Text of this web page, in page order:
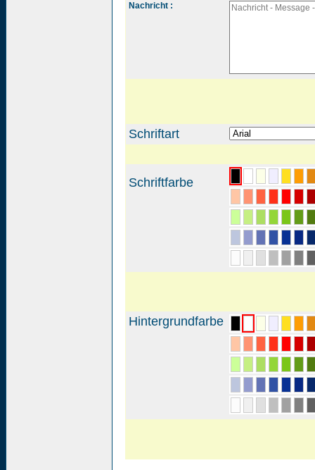
Nachricht :
Schriftart
Schriftfarbe
Hintergrundfarbe